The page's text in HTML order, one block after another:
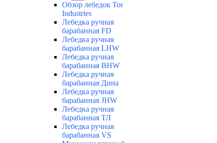
Обзор лебедок Tor
Industries
Лебедка ручная
барабанная FD
Лебедка ручная
барабанная LHW
Лебедка ручная
барабанная BHW
Лебедка ручная
барабанная Дина
Лебедка ручная
барабанная JHW
Лебедка ручная
барабанная ТЛ
Лебедка ручная
барабанная VS